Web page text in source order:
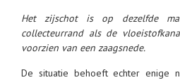
Het zijschot is op dezelfde
collecteurrand als de
voorzien van een zaagsnede.
De situatie behoeft echter enige